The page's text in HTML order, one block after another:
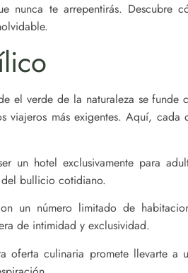
te arrepentirás. Descubre
el verde de la naturaleza se
viajeros más exigentes. Aquí,
un hotel exclusivamente para
bullicio cotidiano.
un número limitado de
de intimidad y exclusividad.
oferta culinaria promete llevarte